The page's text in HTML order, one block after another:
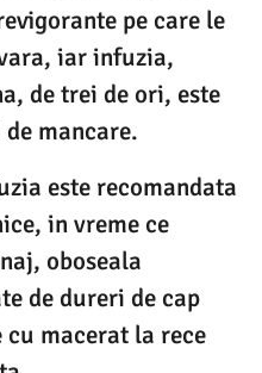
pe care le
iar infuzia,
de trei de ori, este
mancare.
este recomandata
in vreme ce
oboseala
de dureri de cap
macerat la rece